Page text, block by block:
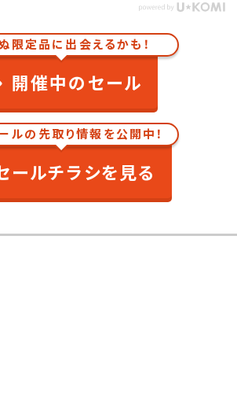
限定品に出会えるかも！
開催中のセール
ルの先取り情報を公開中！
ールチラシを見る